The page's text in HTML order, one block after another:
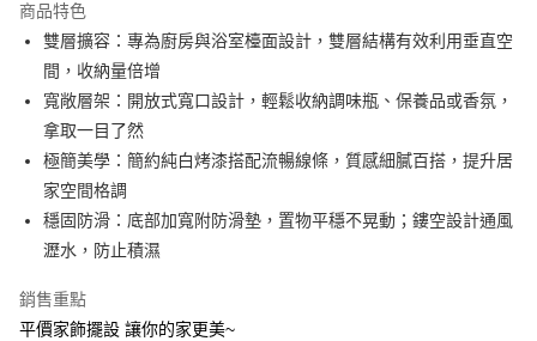
合作金庫商業銀行
華南商業銀行
彰化商業銀行
上海商業儲蓄銀行
國泰世華商業銀行
兆豐國際商業銀行
臺灣中小企業銀行
匯豐（台灣）商業銀行
華泰商業銀行
聯邦商業銀行
遠東國際商業銀行
元大商業銀行
玉山商業銀行
星展（台灣）商業銀行
台新國際商業銀行
6 期 0 利率 每期
華南商業銀行
上海商業儲蓄銀行
台北富邦商業銀行
國泰世華商業銀行
臺灣中小企業銀行
台中商業銀行
匯豐（台灣）商業銀行
聯邦商業銀行
遠東國際商業銀行
元大商業銀行
永豐商業銀行
玉山商業銀行
台灣樂天信用卡公司
超商取貨付款
LINE Pay
Apple Pay
街口支付
悠遊付
AFTEE先享後付
商品特色
雙層擴容：專為廚房與浴室檯面設計，雙層結構有效利用垂直空
間，收納量倍增
寬敞層架：開放式寬口設計，輕鬆收納調味瓶、保養品或香氛，
拿取一目了然
極簡美學：簡約純白烤漆搭配流暢線條，質感細膩百搭，提升居
家空間格調
穩固防滑：底部加寬附防滑墊，置物平穩不晃動；鏤空設計通風
瀝水，防止積濕
銷售重點
平價家飾擺設 讓你的家更美~